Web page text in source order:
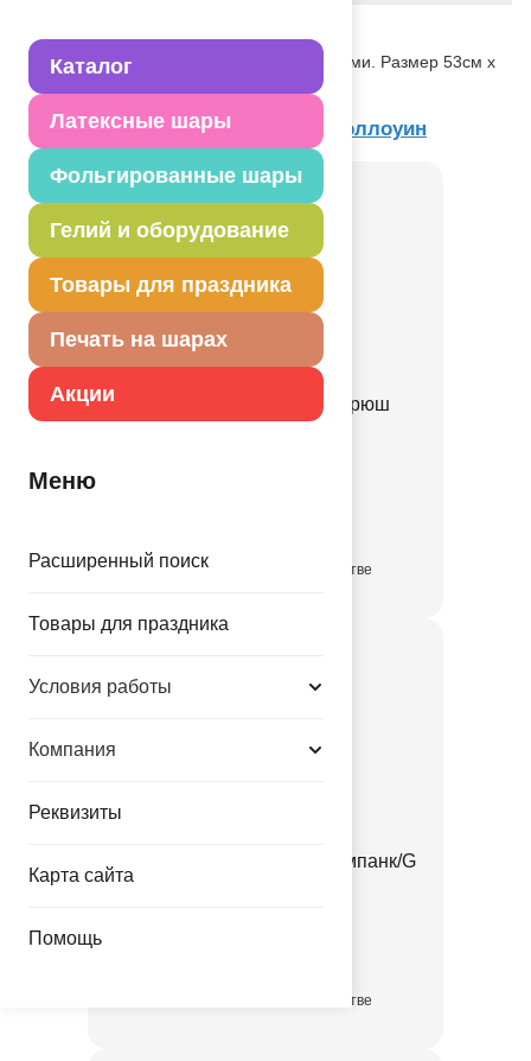
Каталог
Латексные шары
Фольгированные шары
Гелий и оборудование
Товары для праздника
Печать на шарах
Акции
Меню
Расширенный поиск
Товары для праздника
Условия работы
Компания
Реквизиты
Карта сайта
Помощь
Описание товара
Большой пластиковый баннер с блестками. Размер 53см х
Товар из коллекцииВечеринка Хэллоуин
Шляпа Ведьмы черная рюш
в достаточном количестве
Шляпа карнавальная Стимпанк/G
в достаточном количестве